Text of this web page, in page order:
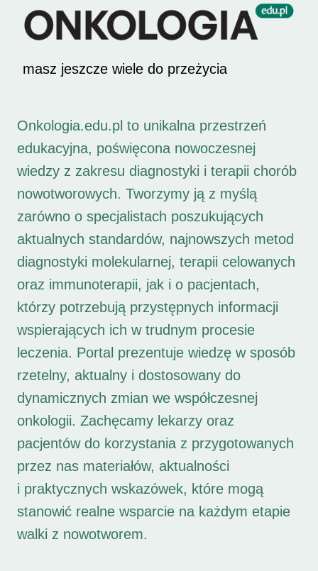
masz jeszcze wiele do przeżycia
Onkologia.edu.pl to unikalna przestrzeń
edukacyjna, poświęcona nowoczesnej
wiedzy z zakresu diagnostyki i terapii chorób
nowotworowych. Tworzymy ją z myślą
zarówno o specjalistach poszukujących
aktualnych standardów, najnowszych metod
diagnostyki molekularnej, terapii celowanych
oraz immunoterapii, jak i o pacjentach,
którzy potrzebują przystępnych informacji
wspierających ich w trudnym procesie
leczenia. Portal prezentuje wiedzę w sposób
rzetelny, aktualny i dostosowany do
dynamicznych zmian we współczesnej
onkologii. Zachęcamy lekarzy oraz
pacjentów do korzystania z przygotowanych
przez nas materiałów, aktualności
i praktycznych wskazówek, które mogą
stanowić realne wsparcie na każdym etapie
walki z nowotworem.